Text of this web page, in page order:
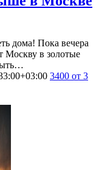
дома! Пока вечера
Москву в золотые
3400 от 3